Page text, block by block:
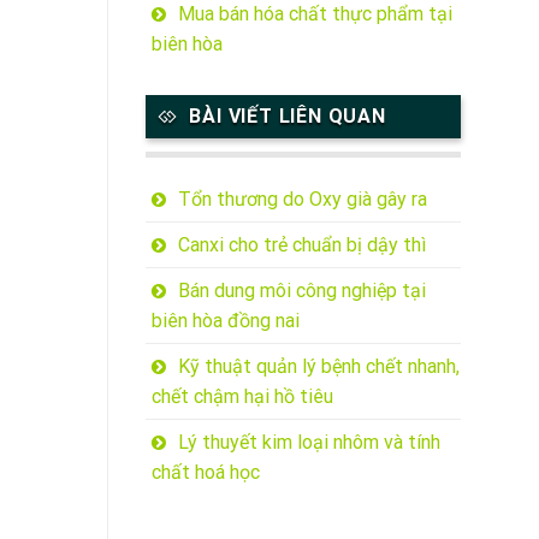
Mua bán hóa chất thực phẩm tại
biên hòa
BÀI VIẾT LIÊN QUAN
Tổn thương do Oxy già gây ra
Canxi cho trẻ chuẩn bị dậy thì
Bán dung môi công nghiệp tại
biên hòa đồng nai
Kỹ thuật quản lý bệnh chết nhanh,
chết chậm hại hồ tiêu
Lý thuyết kim loại nhôm và tính
chất hoá học